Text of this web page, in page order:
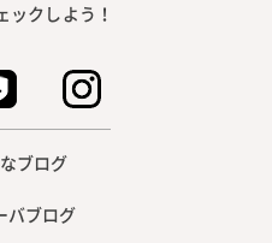
ックしよう！
ブログ
バブログ